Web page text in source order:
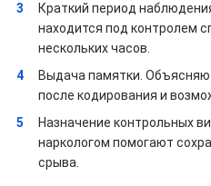
Краткий период
находится под контролем
нескольких часов.
Выдача памятки.
после кодирования и
Назначение контрольных
наркологом помогают
срыва.